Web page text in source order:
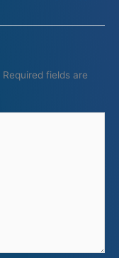
Required fields are